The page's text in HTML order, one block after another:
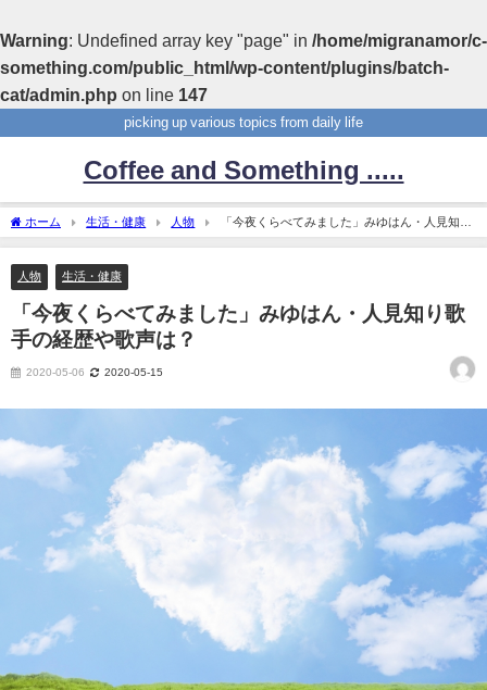
Warning: Undefined array key "page" in /home/migranamor/c-
something.com/public_html/wp-content/plugins/batch-
cat/admin.php on line 147
picking up various topics from daily life
Coffee and Something .....
ホーム 生活・健康 人物
「今夜くらべてみました」みゆはん・人見知り
歌手の経歴や歌声は？
人物 生活・健康
「今夜くらべてみました」みゆはん・人見知り歌
手の経歴や歌声は？
2020-05-06 2020-05-15